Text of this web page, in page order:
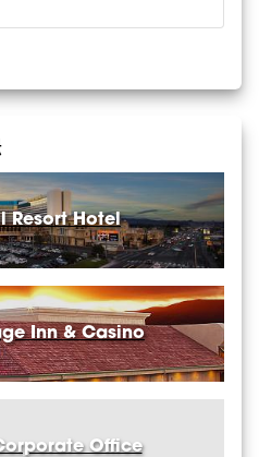
Resort Hotel
Inn & Casino
Office